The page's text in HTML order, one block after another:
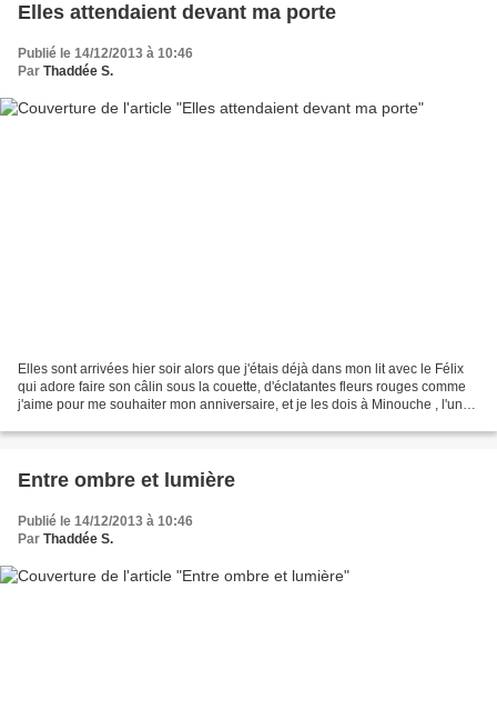
Elles attendaient devant ma porte
Publié le 14/12/2013 à 10:46
Par Thaddée S.
Elles sont arrivées hier soir alors que j'étais déjà dans mon lit avec le Félix
qui adore faire son câlin sous la couette, d'éclatantes fleurs rouges comme
j'aime pour me souhaiter mon anniversaire, et je les dois à Minouche , l'une
Entre ombre et lumière
Publié le 14/12/2013 à 10:46
Par Thaddée S.